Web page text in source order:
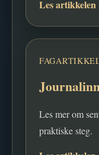
Les artikkelen
Les mer om
praktiske steg.